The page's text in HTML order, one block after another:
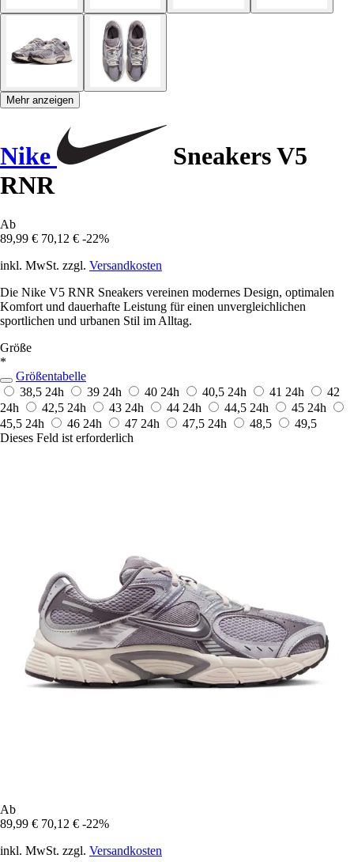
Mehr anzeigen
Nike
Sneakers V5
RNR
Ab
89,99 € 70,12 € -22%
inkl. MwSt. zzgl. Versandkosten
Die Nike V5 RNR Sneakers vereinen modernes Design, optimalen
Komfort und dauerhafte Leistung für einen unvergleichlichen
sportlichen und urbanen Stil im Alltag.
Größe
*
Größentabelle
38,5 24h 39 24h 40 24h 40,5 24h 41 24h
42
24h
42,5 24h 43 24h 44 24h 44,5 24h 45 24h
45,5 24h 46 24h 47 24h 47,5 24h 48,5
49,5
Dieses Feld ist erforderlich
Ab
89,99 € 70,12 € -22%
inkl. MwSt. zzgl. Versandkosten